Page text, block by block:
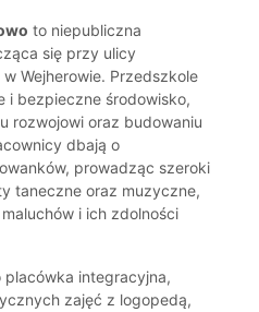
to niepubliczna
się przy ulicy
Wejherowie. Przedszkole
i bezpieczne środowisko,
rozwojowi oraz budowaniu
dbają o
prowadząc szeroki
taneczne oraz muzyczne,
i ich zdolności
integracyjna,
zajęć z logopedą,